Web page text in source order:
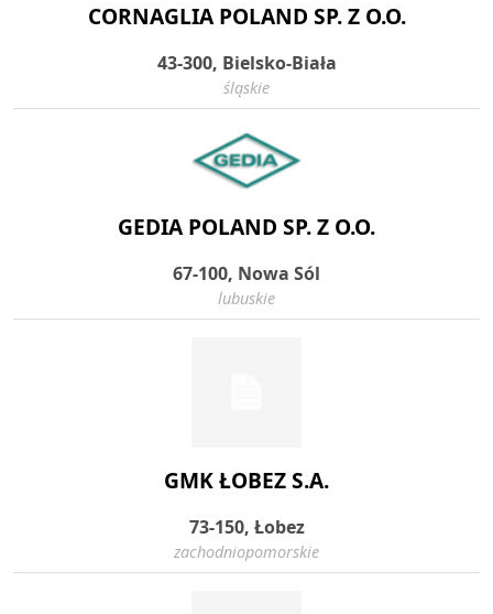
CORNAGLIA POLAND SP. Z O.O.
43-300, Bielsko-Biała
śląskie
GEDIA POLAND SP. Z O.O.
67-100, Nowa Sól
lubuskie
GMK ŁOBEZ S.A.
73-150, Łobez
zachodniopomorskie